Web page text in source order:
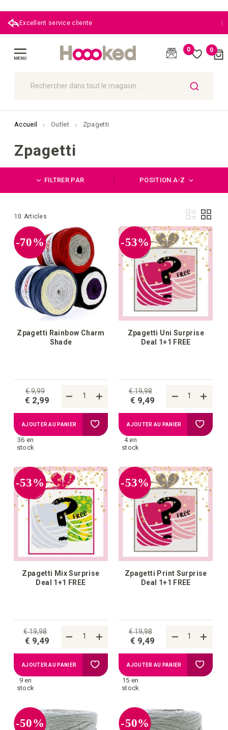
Excellent service cliente |
0 0Cart
Accueil Outlet Zpagetti
Zpagetti
FILTRER PAR
Grille
Liste
10 Articles
POSITION A-Z
-70%
Zpagetti Rainbow Charm
Shade
€ 9,99
€ 2,99
36 en
stock
AJOUTER AU PANIER Ajouter
la
liste
-53%
Zpagetti Uni Surprise
Deal 1+1 FREE
€ 19,98
€ 9,49
4 en
stock
AJOUTER AU PANIER Ajouter
la
liste
-53%
Zpagetti Mix Surprise
Deal 1+1 FREE
€ 19,98
€ 9,49
9 en
stock
AJOUTER AU PANIER Ajouter
-53%
Zpagetti Print Surprise
Deal 1+1 FREE
€ 19,98
€ 9,49
15 en
stock
AJOUTER AU PANIER Ajouter
-50% -50%